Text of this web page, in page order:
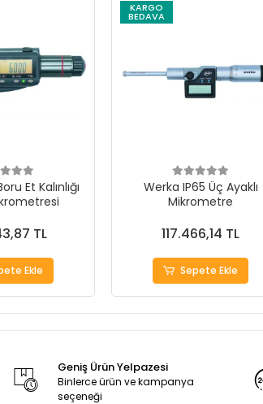
Et Kalınlığı
TL
Ekle
KARGO
BEDAVA
Werka IP65 Üç Ayaklı
Mikrometre
117.466,14 TL
Sepete Ekle
Geniş Ürün Yelpazesi
Binlerce ürün ve kampanya
seçeneği